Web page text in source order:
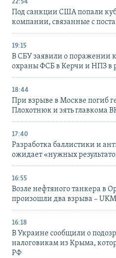
22:54
Под санкции США попали
компании, связанные с
19:15
В СБУ заявили о поражении
охраны ФСБ в Керчи и НПЗ в
18:44
При взрыве в Москве погиб
Плохотнюк и зять главкома
17:40
Разработка баллистики и
ожидает «нужных
16:55
Возле нефтяного танкера в
произошли два взрыва –
16:18
В Украине сообщили о
налоговикам из Крыма,
РФ